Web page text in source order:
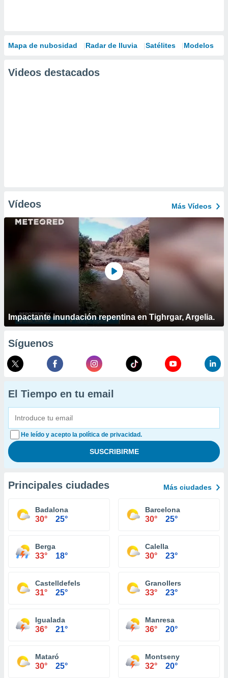
Mapa de nubosidad Radar de lluvia Satélites Modelos
Videos destacados
Vídeos Más Vídeos
Impactante inundación repentina en Tighrgar, Argelia.
Síguenos
El Tiempo en tu email
He leído y acepto la política de privacidad.
Principales ciudades Más ciudades
Badalona
30° 25°
Barcelona
30° 25°
Berga
33° 18°
Calella
30° 23°
Castelldefels
31° 25°
Granollers
33° 23°
Igualada
36° 21°
Manresa
36° 20°
Mataró
30° 25°
Montseny
32° 20°